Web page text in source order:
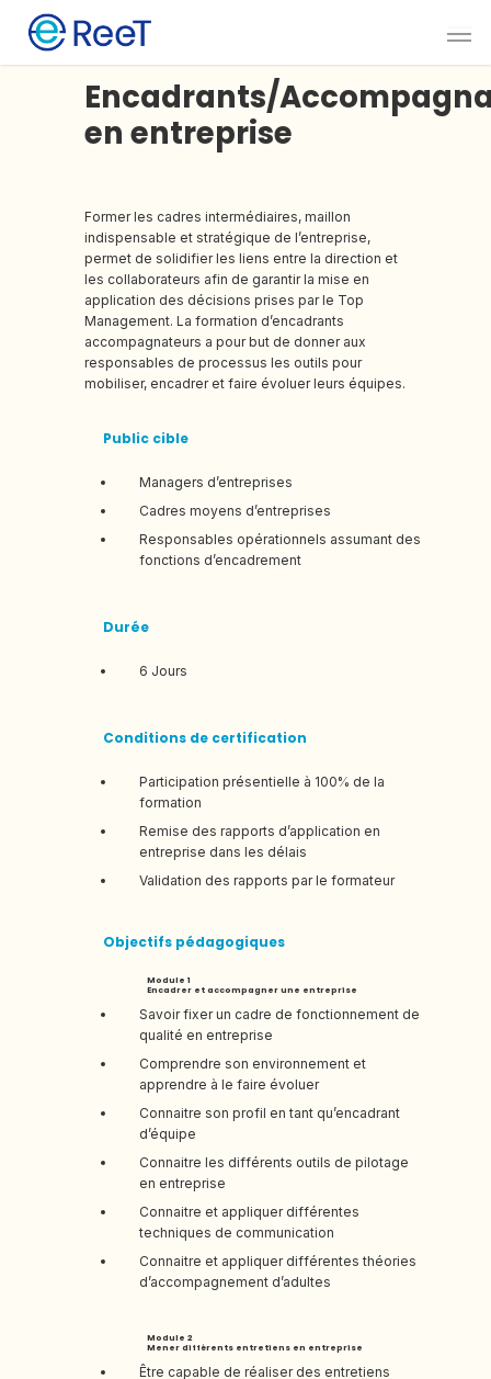
Encadrants/
en entreprise
Former les cadres intermédiaires, maillon
indispensable et stratégique de l’entreprise,
permet de solidifier les liens entre la direction et
les collaborateurs afin de garantir la mise en
application des décisions prises par le Top
Management. La formation d’encadrants
accompagnateurs a pour but de donner aux
responsables de processus les outils pour
mobiliser, encadrer et faire évoluer leurs équipes.
Public cible
Managers d’entreprises
Cadres moyens d’entreprises
Responsables opérationnels assumant des
fonctions d’encadrement
Durée
6 Jours
Conditions de certification
Participation présentielle à 100% de la
formation
Remise des rapports d’application en
entreprise dans les délais
Validation des rapports par le formateur
Objectifs pédagogiques
Module 1
Encadrer et accompagner une entreprise
Savoir fixer un cadre de fonctionnement de
qualité en entreprise
Comprendre son environnement et
apprendre à le faire évoluer
Connaitre son profil en tant qu’encadrant
d’équipe
Connaitre les différents outils de pilotage
en entreprise
Connaitre et appliquer différentes
techniques de communication
Connaitre et appliquer différentes théories
d’accompagnement d’adultes
Module 2
Mener différents entretiens en entreprise
Être capable de réaliser des entretiens